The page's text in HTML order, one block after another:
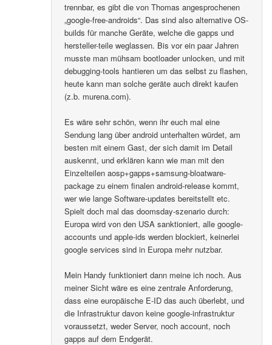
trennbar, es gibt die von Thomas angesprochenen
„google-free-androids“. Das sind also alternative OS-
builds für manche Geräte, welche die gapps und
hersteller-teile weglassen. Bis vor ein paar Jahren
musste man mühsam bootloader unlocken, und mit
debugging-tools hantieren um das selbst zu flashen,
heute kann man solche geräte auch direkt kaufen
(z.b. murena.com).
Es wäre sehr schön, wenn ihr euch mal eine
Sendung lang über android unterhalten würdet, am
besten mit einem Gast, der sich damit im Detail
auskennt, und erklären kann wie man mit den
Einzelteilen aosp+gapps+samsung-bloatware-
package zu einem finalen android-release kommt,
wer wie lange Software-updates bereitstellt etc.
Spielt doch mal das doomsday-szenario durch:
Europa wird von den USA sanktioniert, alle google-
accounts und apple-ids werden blockiert, keinerlei
google services sind in Europa mehr nutzbar.
Mein Handy funktioniert dann meine ich noch. Aus
meiner Sicht wäre es eine zentrale Anforderung,
dass eine europäische E-ID das auch überlebt, und
die Infrastruktur davon keine google-infrastruktur
voraussetzt, weder Server, noch account, noch
gapps auf dem Endgerät.